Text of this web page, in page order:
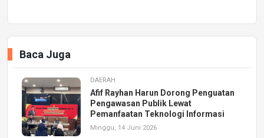
Baca Juga
DAERAH
Afif Rayhan Harun Dorong Penguatan
Pengawasan Publik Lewat
Pemanfaatan Teknologi Informasi
Minggu, 14 Juni 2026